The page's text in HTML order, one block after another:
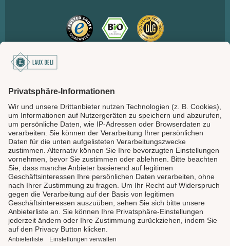
SICHER BEZAHLEN
LAUX DELI
SERVICE
GENIESSEN